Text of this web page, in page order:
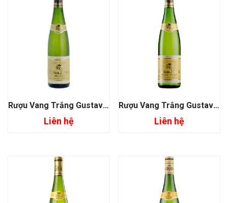
Rượu Vang Trắng Gustave Lorentz Alsace Muscat
Liên hệ
Rượu Vang Trắng Gustave Lorentz Alsace Pinot Blanc
Liên hệ